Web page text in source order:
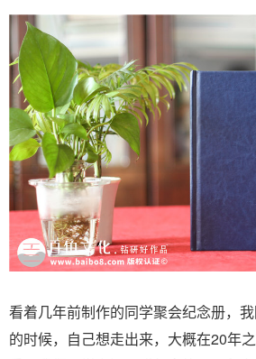
看着几年前制作的同学聚会纪念册，
的时候，自己想走出来，大概在20年